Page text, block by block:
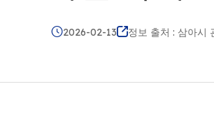
2026-02-13 정보 출처 : 삼아시